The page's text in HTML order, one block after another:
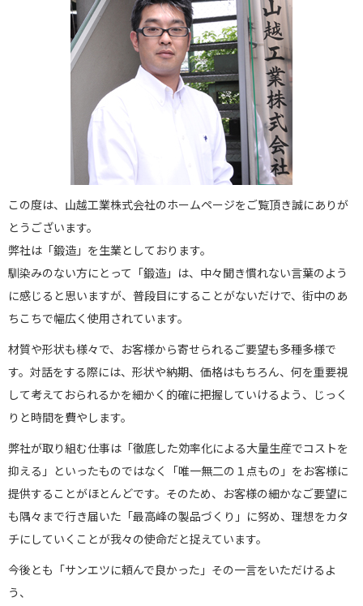
この度は、山越工業株式会社のホームページをご覧頂き誠にありが
とうございます。
弊社は「鍛造」を生業としております。
馴染みのない方にとって「鍛造」は、中々聞き慣れない言葉のよう
に感じると思いますが、普段目にすることがないだけで、街中のあ
ちこちで幅広く使用されています。
材質や形状も様々で、お客様から寄せられるご要望も多種多様で
す。対話をする際には、形状や納期、価格はもちろん、何を重要視
して考えておられるかを細かく的確に把握していけるよう、じっく
りと時間を費やします。
弊社が取り組む仕事は「徹底した効率化による大量生産でコストを
抑える」といったものではなく「唯一無二の１点もの」をお客様に
提供することがほとんどです。そのため、お客様の細かなご要望に
も隅々まで行き届いた「最高峰の製品づくり」に努め、理想をカタ
チにしていくことが我々の使命だと捉えています。
今後とも「サンエツに頼んで良かった」その一言をいただけるよ
う、